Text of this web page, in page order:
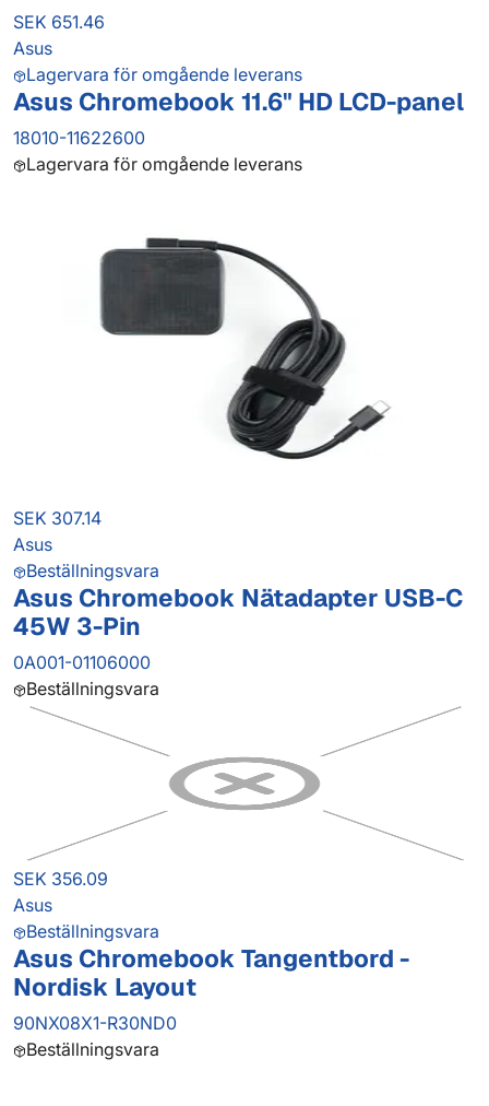
SEK 651.46
Asus
Lagervara för omgående leverans
Asus Chromebook 11.6" HD LCD-panel
18010-11622600
Lagervara för omgående leverans
SEK 307.14
Asus
Beställningsvara
Asus Chromebook Nätadapter USB-C
45W 3-Pin
0A001-01106000
Beställningsvara
SEK 356.09
Asus
Beställningsvara
Asus Chromebook Tangentbord -
Nordisk Layout
90NX08X1-R30ND0
Beställningsvara